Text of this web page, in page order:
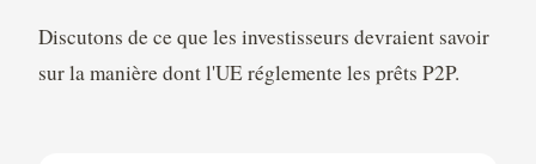
Discutons de ce que les investisseurs devraient savoir
sur la manière dont l'UE réglemente les prêts P2P.